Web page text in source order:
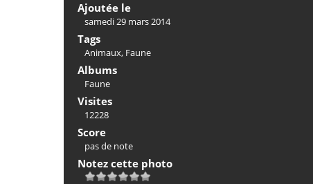
Ajoutée le
samedi 29 mars 2014
Tags
Animaux, Faune
Albums
Faune
Visites
12228
Score
pas de note
Notez cette photo